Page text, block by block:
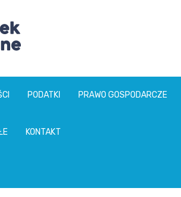
PODATKI PRAWO GOSPODARCZE
KONTAKT